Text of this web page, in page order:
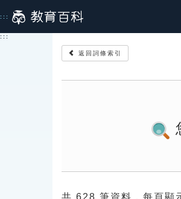
到
主
:::
:::
返回詞條索引
共 628 筆資料，每頁顯